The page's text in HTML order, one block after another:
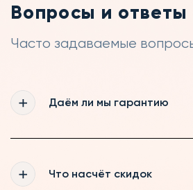
Вопросы и ответы
Часто задаваемые
Даём ли мы гарантию
дней на все
мастерами работы, а
Что насчёт скидок